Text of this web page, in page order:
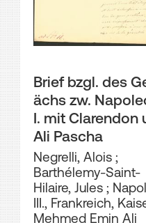
Brief bzgl. des
ächs zw.
I. mit Clarendon
Ali Pascha
Negrelli, Alois;
Barthélemy-Saint-
Hilaire, Jules;
III., Frankreich,
Mehmed Emin Ali